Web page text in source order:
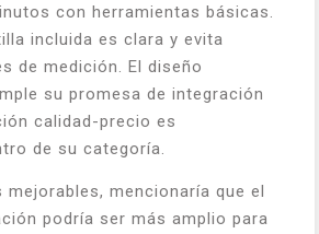
con herramientas básicas.
incluida es clara y evita
de medición. El diseño
su promesa de integración
calidad-precio es
de su categoría.
mencionaría que el
podría ser más amplio para